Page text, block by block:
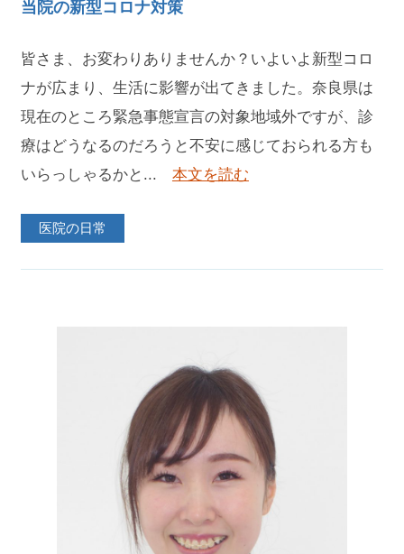
当院の新型コロナ対策
皆さま、お変わりありませんか？いよいよ新型コロ
ナが広まり、生活に影響が出てきました。奈良県は
現在のところ緊急事態宣言の対象地域外ですが、診
療はどうなるのだろうと不安に感じておられる方も
いらっしゃるかと... 本文を読む
医院の日常